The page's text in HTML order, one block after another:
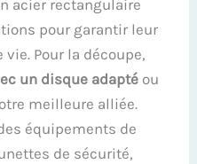
acier rectangulaire
pour garantir leur
Pour la découpe,
un disque adapté ou
meilleure alliée.
équipements de
de sécurité,